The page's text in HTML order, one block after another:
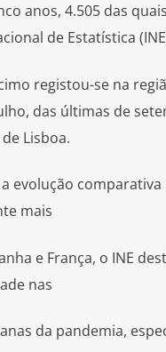
anos, 4.505 das
de Estatística
registou-se na
das últimas de
Lisboa.
evolução
mais
e França, o INE
nas
da pandemia,